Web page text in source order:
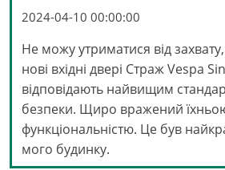
2024-04-10 00:00:00
Не можу утриматися від
нові вхідні двері Страж Vespa
відповідають найвищим
безпеки. Щиро вражений
функціональністю. Це був
мого будинку.